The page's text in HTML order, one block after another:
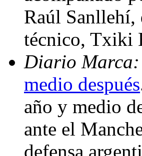
Raúl
técnico,
Diario Marca:
medio después
año y medio
ante el
defensa